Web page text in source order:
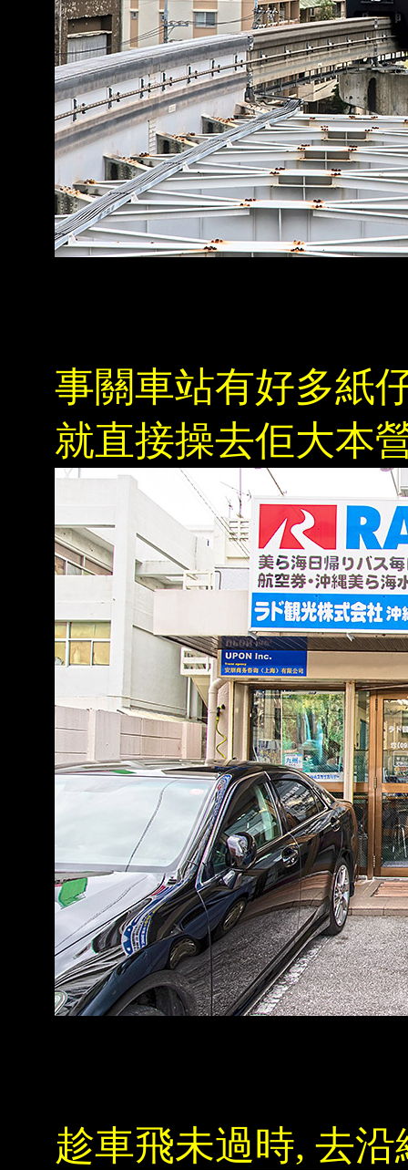
事關車站有好多紙
就直接操去佢大本
趁車飛未過時, 去